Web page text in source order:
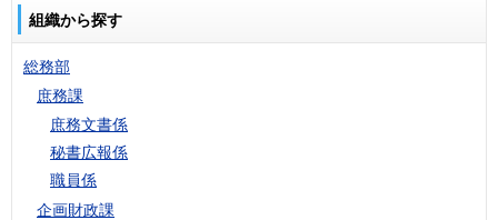
組織から探す
総務部
庶務課
庶務文書係
秘書広報係
職員係
企画財政課